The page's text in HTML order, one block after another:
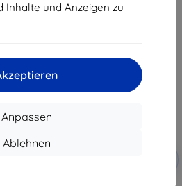
Inhalte und Anzeigen zu
Anpassen
Ablehnen